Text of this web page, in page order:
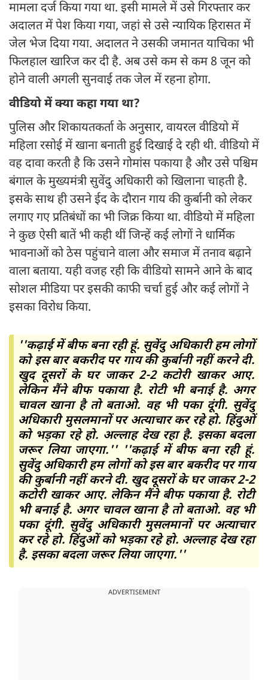
मामला दर्ज किया गया था. इसी मामले में उसे गिरफ्तार कर
अदालत में पेश किया गया, जहां से उसे न्यायिक हिरासत में
जेल भेज दिया गया. अदालत ने उसकी जमानत याचिका भी
फिलहाल खारिज कर दी है. अब उसे कम से कम 8 जून को
होने वाली अगली सुनवाई तक जेल में रहना होगा.
वीडियो में क्या कहा गया था?
पुलिस और शिकायतकर्ता के अनुसार, वायरल वीडियो में
महिला रसोई में खाना बनाती हुई दिखाई दे रही थी. वीडियो में
वह दावा करती है कि उसने गोमांस पकाया है और उसे पश्चिम
बंगाल के मुख्यमंत्री सुवेंदु अधिकारी को खिलाना चाहती है.
इसके साथ ही उसने ईद के दौरान गाय की कुर्बानी को लेकर
लगाए गए प्रतिबंधों का भी जिक्र किया था. वीडियो में महिला
ने कुछ ऐसी बातें भी कही थीं जिन्हें कई लोगों ने धार्मिक
भावनाओं को ठेस पहुंचाने वाला और समाज में तनाव बढ़ाने
वाला बताया. यही वजह रही कि वीडियो सामने आने के बाद
सोशल मीडिया पर इसकी काफी चर्चा हुई और कई लोगों ने
इसका विरोध किया.
''कढ़ाई में बीफ बना रही हूं. सुवेंदु अधिकारी हम लोगों
को इस बार बकरीद पर गाय की कुर्बानी नहीं करने दी.
खुद दूसरों के घर जाकर 2-2 कटोरी खाकर आए.
लेकिन मैंने बीफ पकाया है. रोटी भी बनाई है. अगर
चावल खाना है तो बताओ. वह भी पका दूंगी. सुवेंदु
अधिकारी मुसलमानों पर अत्याचार कर रहे हो. हिंदुओं
को भड़का रहे हो. अल्लाह देख रहा है. इसका बदला
जरूर लिया जाएगा.'' ''कढ़ाई में बीफ बना रही हूं.
सुवेंदु अधिकारी हम लोगों को इस बार बकरीद पर गाय
की कुर्बानी नहीं करने दी. खुद दूसरों के घर जाकर 2-2
कटोरी खाकर आए. लेकिन मैंने बीफ पकाया है. रोटी
भी बनाई है. अगर चावल खाना है तो बताओ. वह भी
पका दूंगी. सुवेंदु अधिकारी मुसलमानों पर अत्याचार
कर रहे हो. हिंदुओं को भड़का रहे हो. अल्लाह देख रहा
है. इसका बदला जरूर लिया जाएगा.''
ADVERTISEMENT